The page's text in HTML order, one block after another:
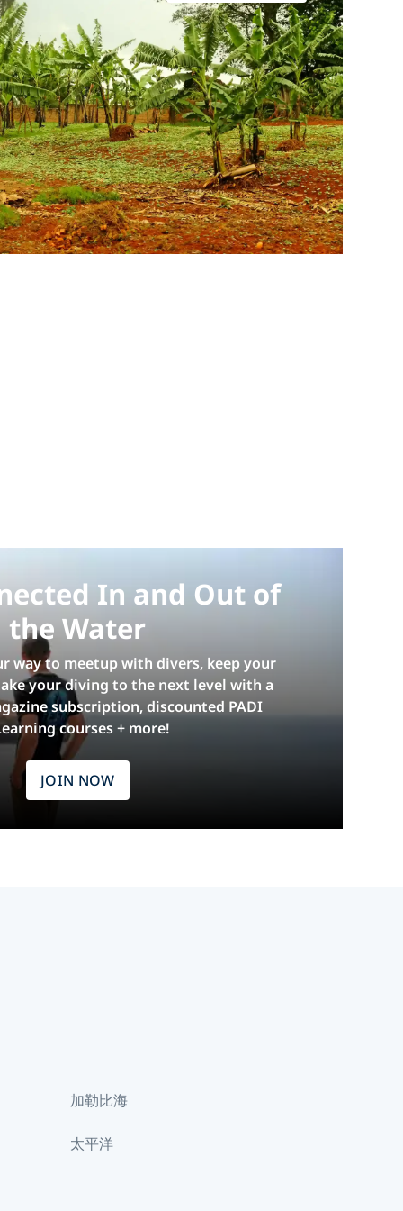
In and Out of
the Water
way to meetup with divers, keep your
your diving to the next level with a
subscription, discounted PADI
courses + more!
JOIN NOW
加勒比海
太平洋